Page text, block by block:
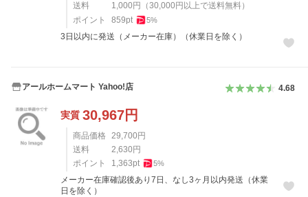
送料
1,000 円 （30,000 円以上で送料無料）
ポイント
859pt 5%
3日以内に発送（メーカー在庫）（休業日を除く）
アールホームマート Yahoo!店 4.68
実質 30,967円
商品価格 29,700 円
送料
2,630 円
ポイント
1,363pt 5%
メーカー在庫確認後あり7日、なし3ヶ月以内発送（休業
日を除く）